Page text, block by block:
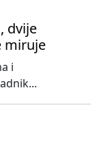
dvije
miruje
i